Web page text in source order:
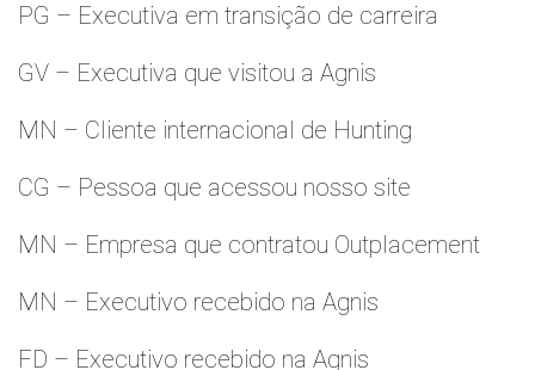
PG – Executiva em transição de carreira
GV – Executiva que visitou a Agnis
MN – Cliente internacional de Hunting
CG – Pessoa que acessou nosso site
MN – Empresa que contratou Outplacement
MN – Executivo recebido na Agnis
FD – Executivo recebido na Agnis